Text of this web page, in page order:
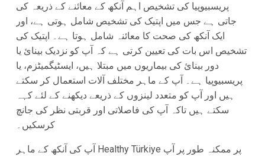
پریسبیوپیا کی تشخیص اہم آنکھ کے معائنے کے ذریعہ کی
جاتی ہے جس میں اپتیک کی تشخیص شامل ہوتی ہے، اور
ایک آنکھ کی صحت کا معائنہ شامل ہوتا ہے۔ اپتیک کی
تشخیص اس بات کی تعیین کرتی ہے کہ آپ کو نزدیک بینائ یا
دور بینائ کی بیماریوں میں مبتلا ہیں، ایسٹیگمیٹزم، یا
پریسبیوپیا ہے۔ آپ کے ماہر مختلف آلات استعمال کر سکتے
ہیں اور آپ کو متعدد لینزوں کے ذریعے دیکھنے کے لئے کہہ
سکتے ہیں تاکہ آپ کی فاصلاتی اور قربتی نظر کی جانچ
کرسکیں۔
آپ کی آنکھ کے ماہر Healthy Türkiye پر ممکنہ طور پر آپ